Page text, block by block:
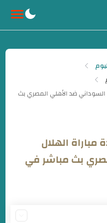
الهلال
بث مباشر في